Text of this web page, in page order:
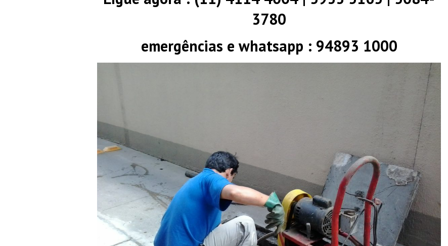
3780
emergências e whatsapp : 94893 1000